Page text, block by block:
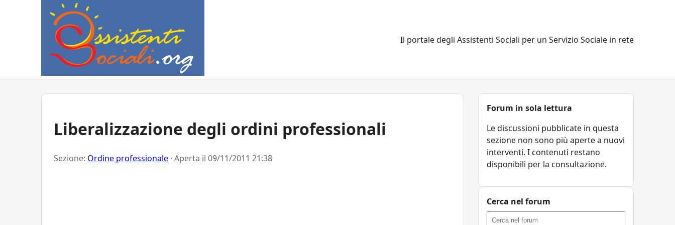
Il portale degli Assistenti Sociali per un Servizio Sociale in rete
Liberalizzazione degli ordini professionali
Sezione: Ordine professionale · Aperta il 09/11/2011 21:38
Forum in sola lettura
Le discussioni pubblicate in questa
sezione non sono più aperte a nuovi
interventi. I contenuti restano
disponibili per la consultazione.
Cerca nel forum